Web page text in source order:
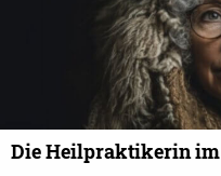
Die Heilpraktikerin im